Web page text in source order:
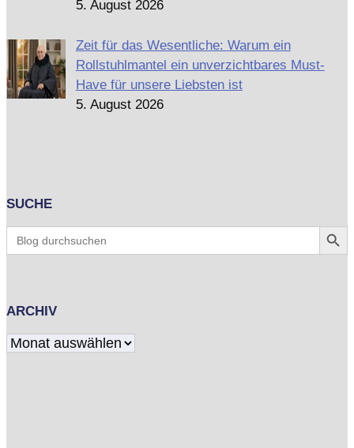
5. August 2026
Zeit für das Wesentliche: Warum ein
Rollstuhlmantel ein unverzichtbares Must-
Have für unsere Liebsten ist
5. August 2026
SUCHE
Search
for:
Search
ARCHIV
Archiv